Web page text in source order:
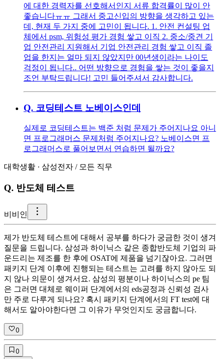
에 대한 경력자를 선호해서인지 서류 합격률이 많이 안
좋습니다ㅠㅠ 그래서 중고신입의 방향을 생각하고 있는
데, 현재 두 가지 중에 고민이 됩니다. 1. 안전 컨설팅 업
체에서 psm, 위험성 평가 경험 쌓고 이직 2. 중소/중견 기
업 안전관리 지원해서 기업 안전관리 경험 쌓고 이직 졸
업을 한지는 얼마 되지 않았지만 00년생이라는 나이도
걱정이 됩니다.. 어떤 방향으로 경험을 쌓는 것이 좋을지
조언 부탁드립니다! 고민 들어주셔서 감사합니다.
Q. 코딩테스트 노베이스인데
실제로 코딩테스트는 백준 처럼 문제가 주어지나요 아니
면 프로그래머스 문제처럼 주어지나요? 노베이스면 프
로그래머스로 풀어보면서 연습하면 될까요?
대학생활 · 삼성전자 / 모든 직무
Q. 반도체 테스트
비 비인
제가 반도체 테스트에 대해서 공부를 하다가 궁금한 것이 생겨
질문을 드립니다. 삼성과 하이닉스 같은 종합반도체 기업의 파
운드리는 제조를 한 후에 OSAT에 제품을 넘기잖아요. 그러면
패키지 단계 이후에 진행되는 테스트는 고려를 하지 않아도 되
지 않나 의문이 생겨서요. 삼성의 평분이나 하이닉스의 pe 팀
은 그러면 대체로 웨이퍼 단계에서의 eds공정과 신뢰성 검사
만 주로 다루게 되나요? 혹시 패키지 단계에서의 FT test에 대
해서도 알아야한다면 그 이유가 무엇인지도 궁금합니다.
0
0